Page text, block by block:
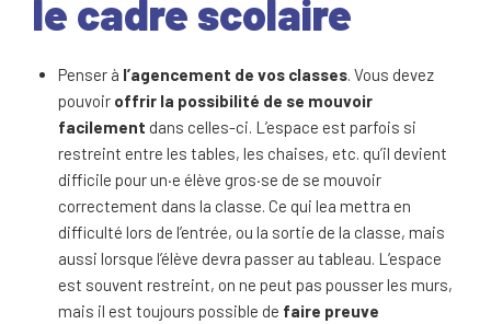
le cadre scolaire
Penser à l’agencement de vos classes. Vous devez
pouvoir offrir la possibilité de se mouvoir
facilement dans celles-ci. L’espace est parfois si
restreint entre les tables, les chaises, etc. qu’il devient
difficile pour un·e élève gros·se de se mouvoir
correctement dans la classe. Ce qui lea mettra en
difficulté lors de l’entrée, ou la sortie de la classe, mais
aussi lorsque l’élève devra passer au tableau. L’espace
est souvent restreint, on ne peut pas pousser les murs,
mais il est toujours possible de faire preuve